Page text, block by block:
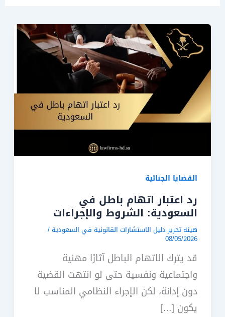
القضايا الجنائية
رد اعتبار اتهام باطل في
السعودية: الشروط والإجراءات
هيئة تحرير دليل الاستشارات القانونية في السعودية /
08/05/2026
قد يترك الاتهام الباطل آثارًا مهنية
واجتماعية ونفسية حتى لو انتهت القضية
دون إدانة، لكن الإجراء النظامي المناسب لا
يكون […]